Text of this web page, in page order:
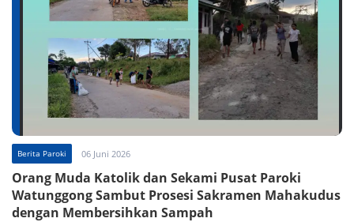
Berita Paroki 06 Juni 2026
Orang Muda Katolik dan Sekami Pusat Paroki
Watunggong Sambut Prosesi Sakramen Mahakudus
dengan Membersihkan Sampah